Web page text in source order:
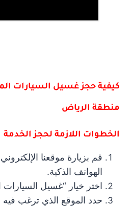
كيفية حجز غسيل السيارات
منطقة الرياض
الخطوات اللازمة لحجز الخدمة
قم بزيارة موقعنا
الهواتف الذكية.
اختر خيار “غسيل السيارات
حدد الموقع الذي ترغب